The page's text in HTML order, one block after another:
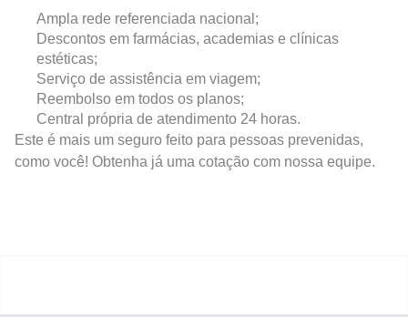
Ampla rede referenciada nacional;
Descontos em farmácias, academias e clínicas
estéticas;
Serviço de assistência em viagem;
Reembolso em todos os planos;
Central própria de atendimento 24 horas.
Este é mais um seguro feito para pessoas prevenidas,
como você! Obtenha já uma cotação com nossa equipe.